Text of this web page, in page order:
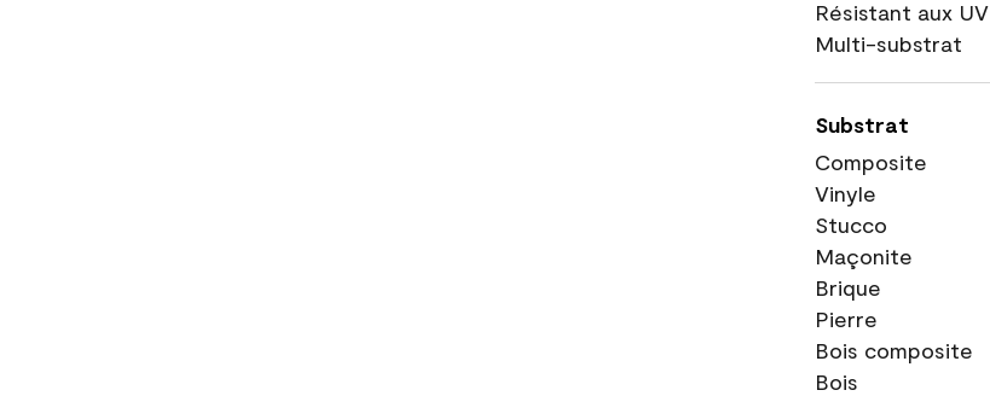
Résistant aux UV
Multi-substrat
Substrat
Composite
Vinyle
Stucco
Maçonite
Brique
Pierre
Bois composite
Bois